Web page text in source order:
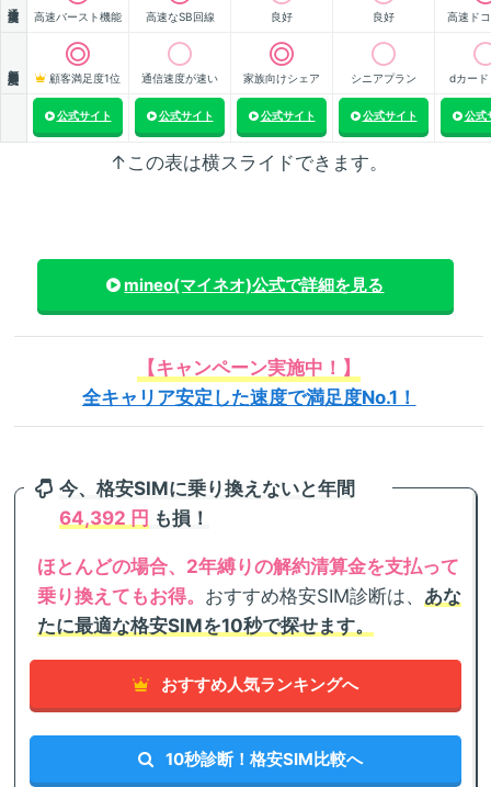
高速バースト機能 高速なSB回線 良好 良好 高速ド
顧客満足度1位 通信速度が速い 家族向けシェア シニアプラン dカード
公式サイト 公式サイト 公式サイト 公式サイト 公式
↑この表は横スライドできます。
mineo(マイネオ)公式で詳細を見る
【キャンペーン実施中！】
全キャリア安定した速度で満足度No.1！
今、格安SIMに乗り換えないと年間
64,392 円 も損！
ほとんどの場合、2年縛りの解約清算金を支払って
乗り換えてもお得。 おすすめ格安SIM診断は、 あな
たに最適な格安SIMを10秒で探せます。
おすすめ人気ランキングへ
10秒診断！格安SIM比較へ